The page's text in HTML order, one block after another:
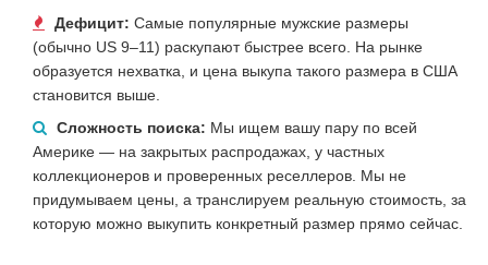
Дефицит: Самые популярные мужские размеры
(обычно US 9–11) раскупают быстрее всего. На рынке
образуется нехватка, и цена выкупа такого размера в США
становится выше.
Сложность поиска: Мы ищем вашу пару по всей
Америке — на закрытых распродажах, у частных
коллекционеров и проверенных реселлеров. Мы не
придумываем цены, а транслируем реальную стоимость, за
которую можно выкупить конкретный размер прямо сейчас.